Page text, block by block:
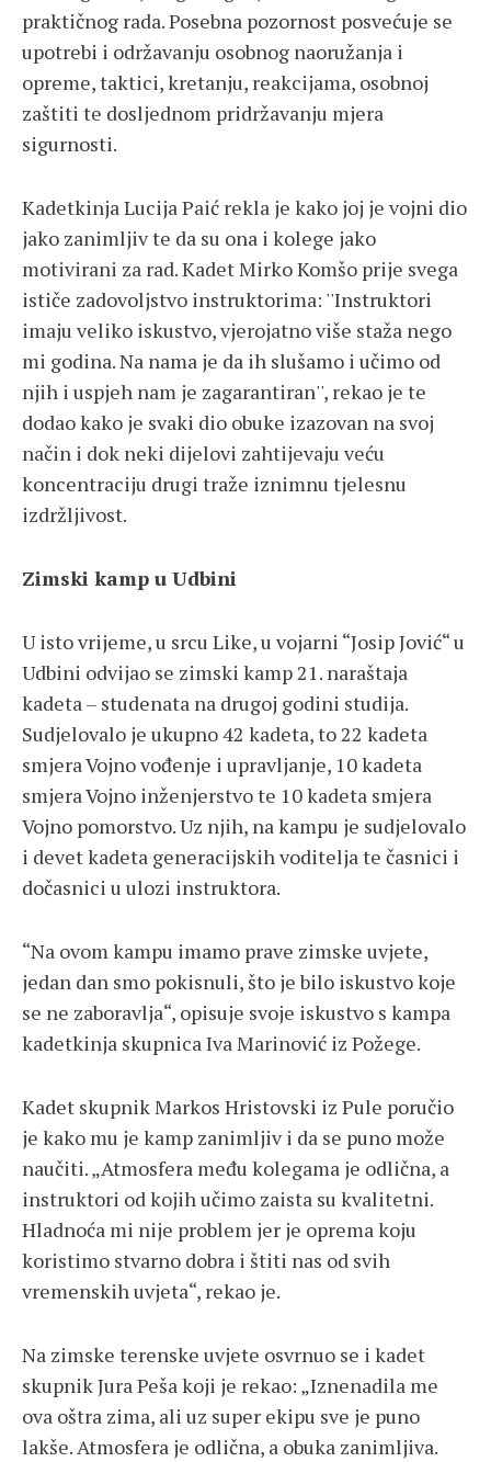
praktičnog rada. Posebna pozornost posvećuje se
upotrebi i održavanju osobnog naoružanja i
opreme, taktici, kretanju, reakcijama, osobnoj
zaštiti te dosljednom pridržavanju mjera
sigurnosti.
Kadetkinja Lucija Paić rekla je kako joj je vojni dio
jako zanimljiv te da su ona i kolege jako
motivirani za rad. Kadet Mirko Komšo prije svega
ističe zadovoljstvo instruktorima: ''Instruktori
imaju veliko iskustvo, vjerojatno više staža nego
mi godina. Na nama je da ih slušamo i učimo od
njih i uspjeh nam je zagarantiran'', rekao je te
dodao kako je svaki dio obuke izazovan na svoj
način i dok neki dijelovi zahtijevaju veću
koncentraciju drugi traže iznimnu tjelesnu
izdržljivost.
Zimski kamp u Udbini
U isto vrijeme, u srcu Like, u vojarni “Josip Jović“ u
Udbini odvijao se zimski kamp 21. naraštaja
kadeta – studenata na drugoj godini studija.
Sudjelovalo je ukupno 42 kadeta, to 22 kadeta
smjera Vojno vođenje i upravljanje, 10 kadeta
smjera Vojno inženjerstvo te 10 kadeta smjera
Vojno pomorstvo. Uz njih, na kampu je sudjelovalo
i devet kadeta generacijskih voditelja te časnici i
dočasnici u ulozi instruktora.
“Na ovom kampu imamo prave zimske uvjete,
jedan dan smo pokisnuli, što je bilo iskustvo koje
se ne zaboravlja“, opisuje svoje iskustvo s kampa
kadetkinja skupnica Iva Marinović iz Požege.
Kadet skupnik Markos Hristovski iz Pule poručio
je kako mu je kamp zanimljiv i da se puno može
naučiti. „Atmosfera među kolegama je odlična, a
instruktori od kojih učimo zaista su kvalitetni.
Hladnoća mi nije problem jer je oprema koju
koristimo stvarno dobra i štiti nas od svih
vremenskih uvjeta“, rekao je.
Na zimske terenske uvjete osvrnuo se i kadet
skupnik Jura Peša koji je rekao: „Iznenadila me
ova oštra zima, ali uz super ekipu sve je puno
lakše. Atmosfera je odlična, a obuka zanimljiva.